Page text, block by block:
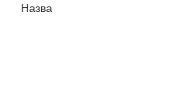
Назва